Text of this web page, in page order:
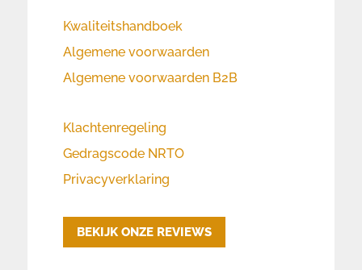
Kwaliteitshandboek
Algemene voorwaarden
Algemene voorwaarden B2B
Klachtenregeling
Gedragscode NRTO
Privacyverklaring
BEKIJK ONZE REVIEWS